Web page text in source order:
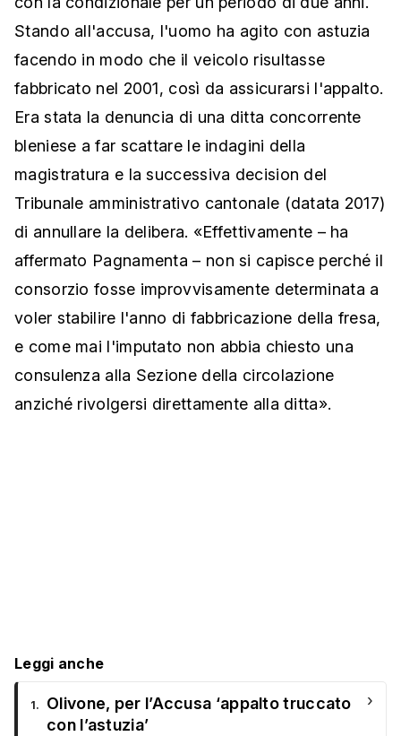
Stando all'accusa, l'uomo ha agito con astuzia
facendo in modo che il veicolo risultasse
fabbricato nel 2001, così da assicurarsi l'appalto.
Era stata la denuncia di una ditta concorrente
bleniese a far scattare le indagini della
magistratura e la successiva decision del
Tribunale amministrativo cantonale (datata 2017)
di annullare la delibera. «Effettivamente – ha
affermato Pagnamenta – non si capisce perché il
consorzio fosse improvvisamente determinata a
voler stabilire l'anno di fabbricazione della fresa,
e come mai l'imputato non abbia chiesto una
consulenza alla Sezione della circolazione
anziché rivolgersi direttamente alla ditta».
Leggi anche
1.
Olivone, per l’Accusa ‘appalto truccato
con l’astuzia’
›